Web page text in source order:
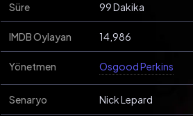
Süre 99 Dakika
IMDB Oylayan 14,986
Yönetmen Osgood Perkins
Senaryo Nick Lepard